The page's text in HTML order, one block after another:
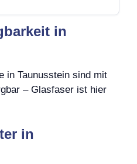
in
in Taunusstein sind mit
– Glasfaser ist hier
in